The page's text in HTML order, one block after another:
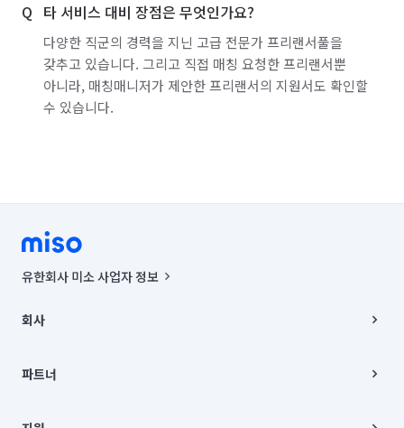
타 서비스 대비 장점은 무엇인가요?
다양한 직군의 경력을 지닌 고급 전문가 프리랜서풀을
갖추고 있습니다. 그리고 직접 매칭 요청한 프리랜서뿐
아니라, 매칭매니저가 제안한 프리랜서의 지원서도 확인할
수 있습니다.
유한회사 미소 사업자 정보
00019 |
주소 | 본사: 서울특별시 종로구 율곡로 6(중학동, 트윈트리빌딩) B동 5층
컨택센터 : 서울특별시 종로구 수송동 율곡로 24, 7층, 8층 미소
상품, 상품정보, 거래에 관한 의무와 책임은 거래당사자에게 있습니다.
회사
채용
파트너